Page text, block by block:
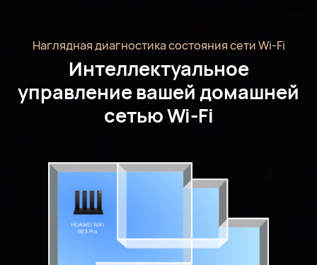
Наглядная диагностика состояния сети Wi-Fi
Интеллектуальное
управление вашей домашней
сетью Wi-Fi